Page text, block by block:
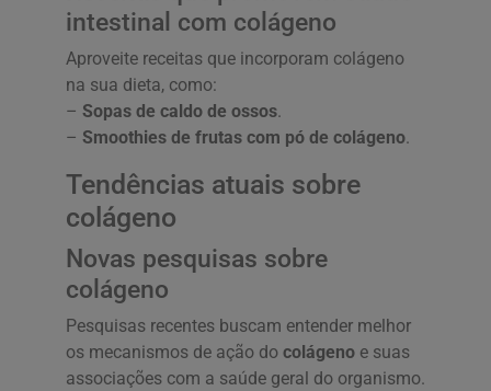
intestinal com colágeno
Aproveite receitas que incorporam colágeno
na sua dieta, como:
– Sopas de caldo de ossos.
– Smoothies de frutas com pó de colágeno.
Tendências atuais sobre
colágeno
Novas pesquisas sobre
colágeno
Pesquisas recentes buscam entender melhor
os mecanismos de ação do colágeno e suas
associações com a saúde geral do organismo.